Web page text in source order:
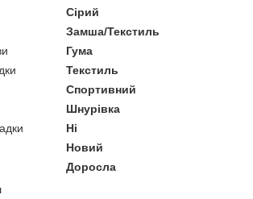
Сірий
Замша/Текстиль
Гума
Текстиль
Спортивний
Шнурівка
Ні
Новий
Доросла